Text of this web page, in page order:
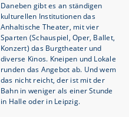
Daneben gibt es an ständigen
kulturellen Institutionen das
Anhaltische Theater, mit vier
Sparten (Schauspiel, Oper, Ballet,
Konzert) das Burgtheater und
diverse Kinos. Kneipen und Lokale
runden das Angebot ab. Und wem
das nicht reicht, der ist mit der
Bahn in weniger als einer Stunde
in Halle oder in Leipzig.